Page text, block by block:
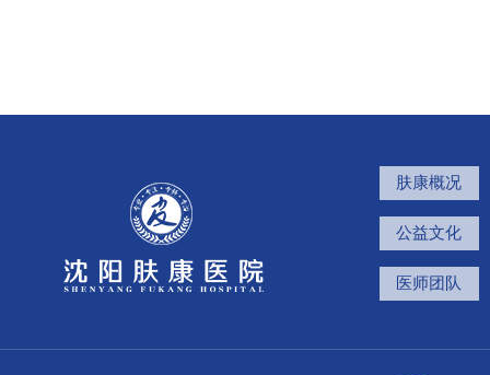
肤康概况
公益文化
医师团队